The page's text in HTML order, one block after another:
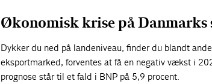
Økonomisk krise på
Dykker du ned på landeniveau, finder du blandt
eksportmarked, forventes at få en negativ vækst i
prognose står til et fald i BNP på 5,9 procent.